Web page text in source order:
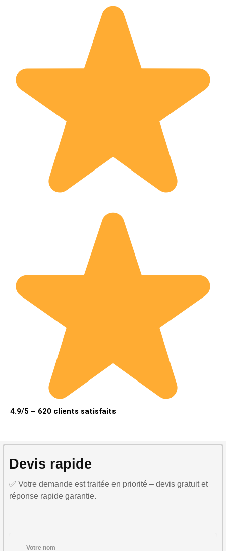
4.9/5 – 620 clients satisfaits
Devis rapide
✅ Votre demande est traitée en priorité – devis gratuit et
réponse rapide garantie.
Votre nom